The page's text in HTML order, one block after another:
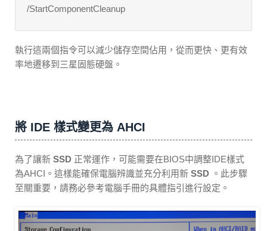
/StartComponentCleanup
執行這兩個指令可以減少儲存空間佔用，從而更快、更有效
率地遷移到三星固態硬盤。
將 IDE 樣式變更為 AHCI
為了讓新 SSD 正常運作，可能需要在BIOS中調整IDE樣式
為AHCI。這樣能確保電腦辨識並充分利用新 SSD 。此步驟
至關重要，請務必參考電腦手冊的具體指引進行設定。